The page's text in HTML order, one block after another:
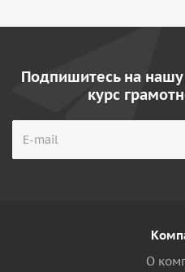
Подпишитесь на нашу
курс
О